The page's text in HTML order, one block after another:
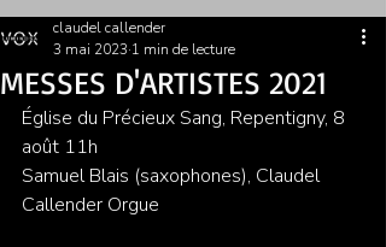
MESSES D'ARTISTES 2021
claudel callender
3 mai 2023 1 min de lecture
Église du Précieux Sang, Repentigny, 8
août 11h
Samuel Blais (saxophones), Claudel
Callender Orgue